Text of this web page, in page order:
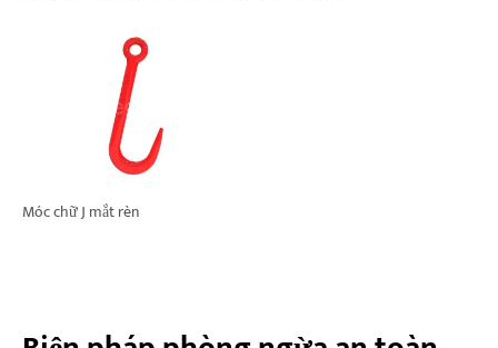
Móc chữ J mắt rèn